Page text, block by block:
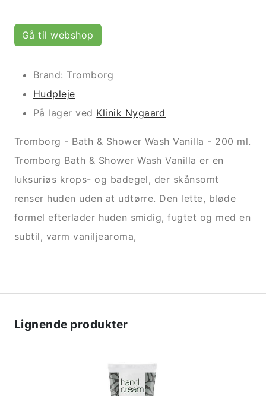
Gå til webshop
Brand: Tromborg
Hudpleje
På lager ved Klinik Nygaard
Tromborg - Bath & Shower Wash Vanilla - 200 ml.
Tromborg Bath & Shower Wash Vanilla er en
luksuriøs krops- og badegel, der skånsomt
renser huden uden at udtørre. Den lette, bløde
formel efterlader huden smidig, fugtet og med en
subtil, varm vaniljearoma,
Lignende produkter